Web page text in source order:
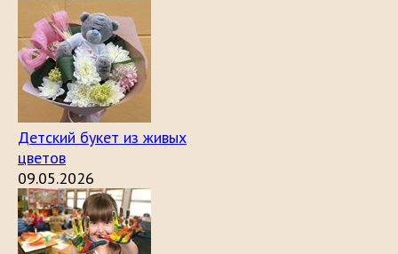
Детский букет из живых
цветов
09.05.2026